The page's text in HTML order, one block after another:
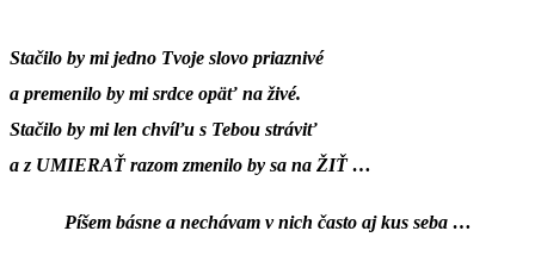
Stačilo by mi jedno Tvoje slovo priaznivé
a premenilo by mi srdce opäť na živé.
Stačilo by mi len chvíľu s Tebou stráviť
a z UMIERAŤ razom zmenilo by sa na ŽIŤ …
Píšem básne a nechávam v nich často aj kus seba …